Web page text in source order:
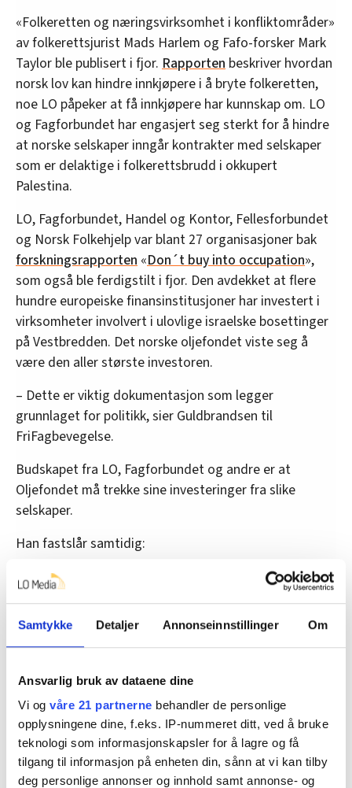
Samtykke Detaljer Annonseinnstillinger Om
Ansvarlig bruk av dataene dine
Vi og våre 21 partnerne behandler de personlige
opplysningene dine, f.eks. IP-nummeret ditt, ved å bruke
teknologi som informasjonskapsler for å lagre og få
tilgang til informasjon på enheten din, sånn at vi kan tilby
deg personlige annonser og innhold samt annonse- og
«Folkeretten og næringsvirksomhet i konfliktområder»
av folkerettsjurist Mads Harlem og Fafo-forsker Mark
Taylor ble publisert i fjor. Rapporten beskriver hvordan
norsk lov kan hindre innkjøpere i å bryte folkeretten,
noe LO påpeker at få innkjøpere har kunnskap om. LO
og Fagforbundet har engasjert seg sterkt for å hindre
at norske selskaper inngår kontrakter med selskaper
som er delaktige i folkerettsbrudd i okkupert
Palestina.
LO, Fagforbundet, Handel og Kontor, Fellesforbundet
og Norsk Folkehjelp var blant 27 organisasjoner bak
forskningsrapporten «Don´t buy into occupation»,
som også ble ferdigstilt i fjor. Den avdekket at flere
hundre europeiske finansinstitusjoner har investert i
virksomheter involvert i ulovlige israelske bosettinger
på Vestbredden. Det norske oljefondet viste seg å
være den aller største investoren.
– Dette er viktig dokumentasjon som legger
grunnlaget for politikk, sier Guldbrandsen til
FriFagbevegelse.
Budskapet fra LO, Fagforbundet og andre er at
Oljefondet må trekke sine investeringer fra slike
selskaper.
Han fastslår samtidig:
– Verken LO eller forbundene har lyktes med å
presse fram politisk handling fra den norske
regjeringa.
Han snakker om både de Høyre-ledede Solberg-
– Det er mer velvilje fra den sittende regjeringa, men
jeg ser foreløpig ingen signaler om politisk handling
fra dem heller, sier Guldbrandsen.